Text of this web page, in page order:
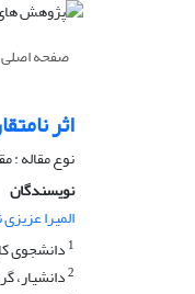
صفحه اصلی
اثر
نوع مقاله :
نویسندگان
المیرا
1 دانشجوی
2دانشیار،